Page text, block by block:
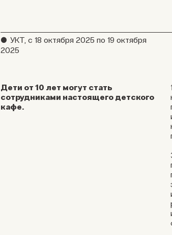
● УКТ, с 18 октября 2025 по 19 октября
2025
Дети от 10 лет могут стать
сотрудниками настоящего детского
кафе.